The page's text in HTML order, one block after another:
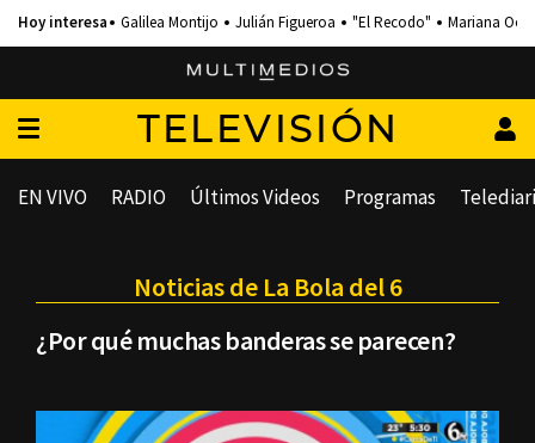
Galilea Montijo Julián Figueroa "El Recodo" Mariana
TELEVISIÓN
EN VIVO RADIO Últimos Videos Programas
Noticias de La Bola del 6
¿Por qué muchas banderas se parecen?